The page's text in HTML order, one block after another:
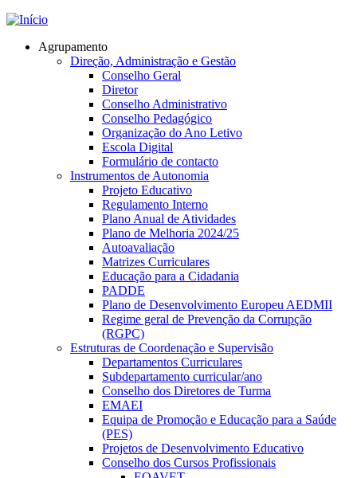
Jump to navigation
Agrupamento
Direção, Administração e Gestão
Conselho Geral
Diretor
Conselho Administrativo
Conselho Pedagógico
Organização do Ano Letivo
Escola Digital
Formulário de contacto
Instrumentos de Autonomia
Projeto Educativo
Regulamento Interno
Plano Anual de Atividades
Plano de Melhoria 2024/25
Autoavaliação
Matrizes Curriculares
Educação para a Cidadania
PADDE
Plano de Desenvolvimento Europeu AEDMII
Regime geral de Prevenção da Corrupção
(RGPC)
Estruturas de Coordenação e Supervisão
Departamentos Curriculares
Subdepartamento curricular/ano
Conselho dos Diretores de Turma
EMAEI
Equipa de Promoção e Educação para a Saúde
(PES)
Projetos de Desenvolvimento Educativo
Conselho dos Cursos Profissionais